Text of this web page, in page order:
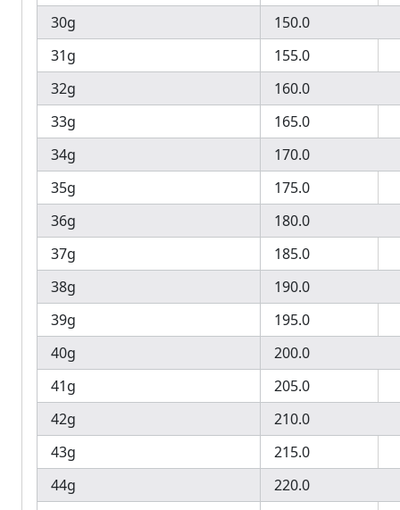
30g
150.0
31g
155.0
32g
160.0
33g
165.0
34g
170.0
35g
175.0
36g
180.0
37g
185.0
38g
190.0
39g
195.0
40g
200.0
41g
205.0
42g
210.0
43g
215.0
44g
220.0